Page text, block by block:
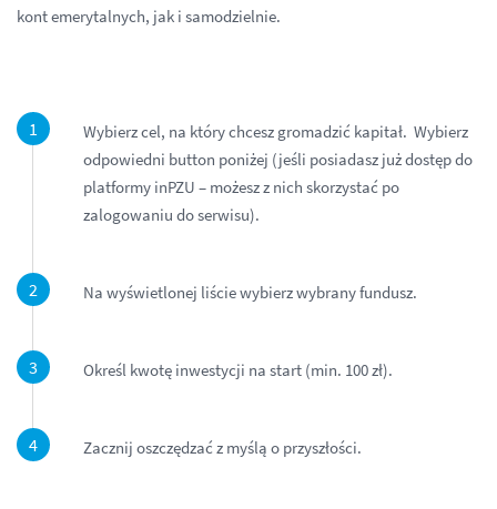
kont emerytalnych, jak i samodzielnie.
Wybierz cel, na który chcesz gromadzić kapitał. Wybierz
odpowiedni button poniżej (jeśli posiadasz już dostęp do
platformy inPZU – możesz z nich skorzystać po
zalogowaniu do serwisu).
Na wyświetlonej liście wybierz wybrany fundusz.
Określ kwotę inwestycji na start (min. 100 zł).
Zacznij oszczędzać z myślą o przyszłości.